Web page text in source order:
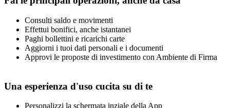
Consulti saldo e movimenti
Effettui bonifici, anche istantanei
Paghi bollettini e ricarichi carte
Aggiorni i tuoi dati personali e i documenti
Approvi le proposte di investimento con Ambiente di Firma
Una esperienza d'uso cucita su di te
Personalizzi la schermata inziale della App